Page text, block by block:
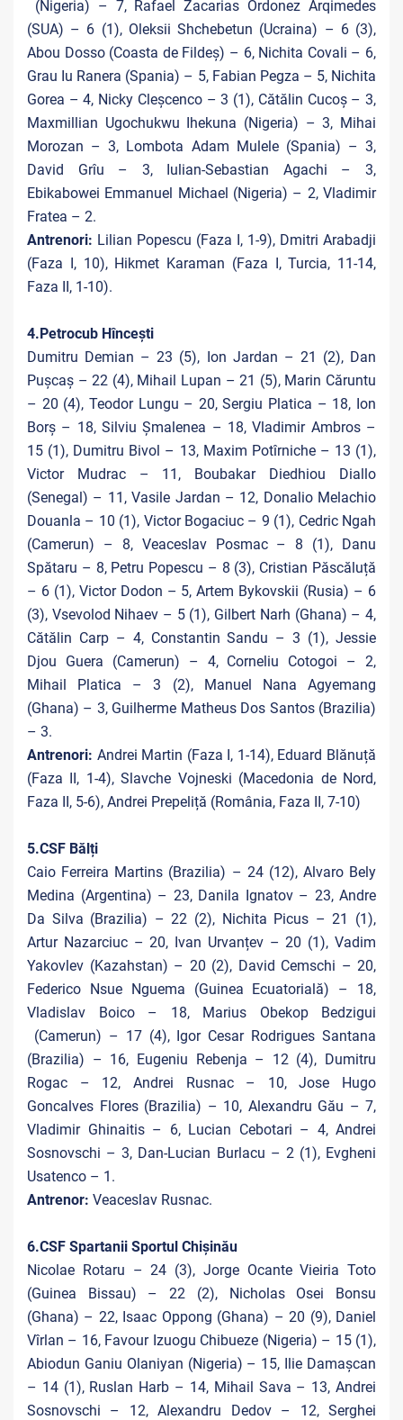
(Nigeria) – 7, Rafael Zacarias Ordonez Arqimedes
(SUA) – 6 (1), Oleksii Shchebetun (Ucraina) – 6 (3),
Abou Dosso (Coasta de Fildeș) – 6, Nichita Covali – 6,
Grau Iu Ranera (Spania) – 5, Fabian Pegza – 5, Nichita
Gorea – 4, Nicky Cleșcenco – 3 (1), Cătălin Cucoș – 3,
Maxmillian Ugochukwu Ihekuna (Nigeria) – 3, Mihai
Morozan – 3, Lombota Adam Mulele (Spania) – 3,
David Grîu – 3, Iulian-Sebastian Agachi – 3,
Ebikabowei Emmanuel Michael (Nigeria) – 2, Vladimir
Fratea – 2.
Antrenori: Lilian Popescu (Faza I, 1-9), Dmitri Arabadji
(Faza I, 10), Hikmet Karaman (Faza I, Turcia, 11-14,
Faza II, 1-10).
4.Petrocub Hîncești
Dumitru Demian – 23 (5), Ion Jardan – 21 (2), Dan
Pușcaș – 22 (4), Mihail Lupan – 21 (5), Marin Căruntu
– 20 (4), Teodor Lungu – 20, Sergiu Platica – 18, Ion
Borș – 18, Silviu Șmalenea – 18, Vladimir Ambros –
15 (1), Dumitru Bivol – 13, Maxim Potîrniche – 13 (1),
Victor Mudrac – 11, Boubakar Diedhiou Diallo
(Senegal) – 11, Vasile Jardan – 12, Donalio Melachio
Douanla – 10 (1), Victor Bogaciuc – 9 (1), Cedric Ngah
(Camerun) – 8, Veaceslav Posmac – 8 (1), Danu
Spătaru – 8, Petru Popescu – 8 (3), Cristian Păscăluță
– 6 (1), Victor Dodon – 5, Artem Bykovskii (Rusia) – 6
(3), Vsevolod Nihaev – 5 (1), Gilbert Narh (Ghana) – 4,
Cătălin Carp – 4, Constantin Sandu – 3 (1), Jessie
Djou Guera (Camerun) – 4, Corneliu Cotogoi – 2,
Mihail Platica – 3 (2), Manuel Nana Agyemang
(Ghana) – 3, Guilherme Matheus Dos Santos (Brazilia)
– 3.
Antrenori: Andrei Martin (Faza I, 1-14), Eduard Blănuță
(Faza II, 1-4), Slavche Vojneski (Macedonia de Nord,
Faza II, 5-6), Andrei Prepeliță (România, Faza II, 7-10)
5.CSF Bălți
Caio Ferreira Martins (Brazilia) – 24 (12), Alvaro Bely
Medina (Argentina) – 23, Danila Ignatov – 23, Andre
Da Silva (Brazilia) – 22 (2), Nichita Picus – 21 (1),
Artur Nazarciuc – 20, Ivan Urvanțev – 20 (1), Vadim
Yakovlev (Kazahstan) – 20 (2), David Cemschi – 20,
Federico Nsue Nguema (Guinea Ecuatorială) – 18,
Vladislav Boico – 18, Marius Obekop Bedzigui
(Camerun) – 17 (4), Igor Cesar Rodrigues Santana
(Brazilia) – 16, Eugeniu Rebenja – 12 (4), Dumitru
Rogac – 12, Andrei Rusnac – 10, Jose Hugo
Goncalves Flores (Brazilia) – 10, Alexandru Gău – 7,
Vladimir Ghinaitis – 6, Lucian Cebotari – 4, Andrei
Sosnovschi – 3, Dan-Lucian Burlacu – 2 (1), Evgheni
Usatenco – 1.
Antrenor: Veaceslav Rusnac.
6.CSF Spartanii Sportul Chișinău
Nicolae Rotaru – 24 (3), Jorge Ocante Vieiria Toto
(Guinea Bissau) – 22 (2), Nicholas Osei Bonsu
(Ghana) – 22, Isaac Oppong (Ghana) – 20 (9), Daniel
Vîrlan – 16, Favour Izuogu Chibueze (Nigeria) – 15 (1),
Abiodun Ganiu Olaniyan (Nigeria) – 15, Ilie Damașcan
– 14 (1), Ruslan Harb – 14, Mihail Sava – 13, Andrei
Sosnovschi – 12, Alexandru Dedov – 12, Serghei